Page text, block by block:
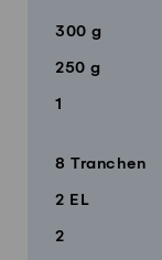
300 g
250 g
1
8 Tranchen
2 EL
2